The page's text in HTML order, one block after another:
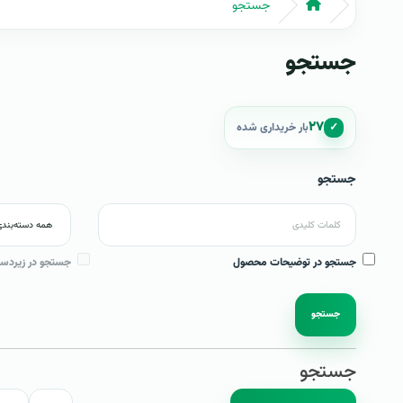
جستجو
جستجو
✓ ۲۷بار خریداری شده
جستجو
جستجو در توضیحات محصول جستجو در
جستجو
جستجو